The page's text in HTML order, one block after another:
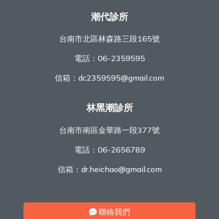
潮代診所
台南市北區林森路三段165號
電話： 06-2359595
信箱： dc2359595@gmail.com
林黑潮診所
台南市南區金華路一段377號
電話： 06-2656789
信箱： dr.heichao@gmail.com
聯絡我們